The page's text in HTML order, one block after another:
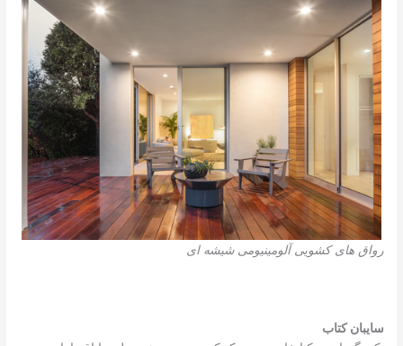
رواق های کشویی آلومینیومی شیشه ای
سایبان کتاب